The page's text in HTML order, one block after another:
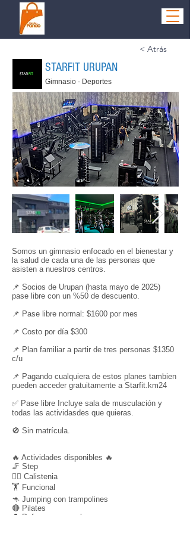
< Atrás
STARFIT URUPAN
Gimnasio - Deportes
Somos un gimnasio enfocado en el bienestar y
la salud de cada una de las personas que
asisten a nuestros centros.
📌 Socios de Urupan (hasta mayo de 2025)
pase libre con un %50 de descuento.
📌 Pase libre normal: $1600 por mes
📌 Costo por día $300
📌 Plan familiar a partir de tres personas $1350
c/u
📌 Pagando cualquiera de estos planes tambien
pueden acceder gratuitamente a Starfit.km24
✅ Pase libre Incluye sala de musculación y
todas las actividasdes que quieras.
🚫 Sin matrícula.
🔥 Actividades disponibles 🔥
🦵 Step
🤸‍♂️ Calistenia
🏋️ Funcional
🦘 Jumping con trampolines
🔴 Pilates
👤 Defensa personal